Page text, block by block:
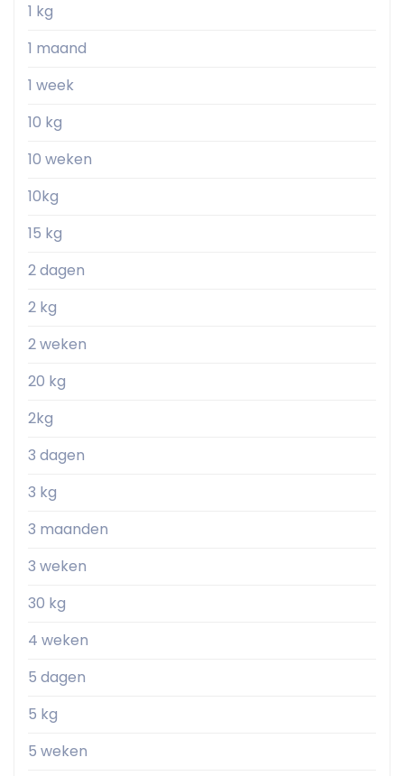
1 kg
1 maand
1 week
10 kg
10 weken
10kg
15 kg
2 dagen
2 kg
2 weken
20 kg
2kg
3 dagen
3 kg
3 maanden
3 weken
30 kg
4 weken
5 dagen
5 kg
5 weken